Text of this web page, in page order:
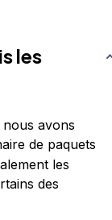
les
avons
de paquets
les
des